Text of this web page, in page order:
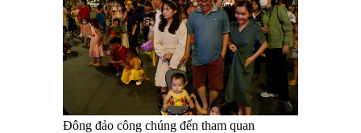
Đông đảo công chúng đến tham quan